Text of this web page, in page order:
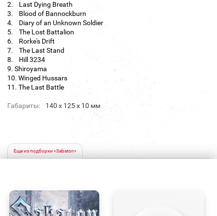
2. Last Dying Breath
3. Blood of Bannockburn
4. Diary of an Unknown Soldier
5. The Lost Battalion
6. Rorke's Drift
7. The Last Stand
8. Hill 3234
9. Shiroyama
10. Winged Hussars
11. The Last Battle
Габариты: 140 х 125 х 10 мм
Еще из подборки «Sabaton»